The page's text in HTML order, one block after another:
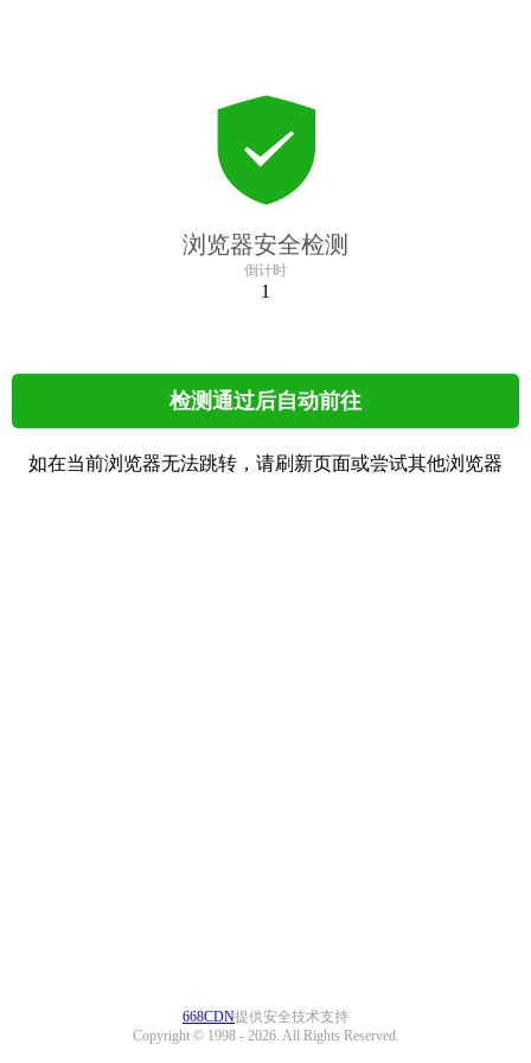
浏览器安全检测
倒计时
1
检测通过后自动前往
如在当前浏览器无法跳转，请刷新页面或尝试其他浏览器
668CDN提供安全技术支持
Copyright © 1998 - 2026. All Rights Reserved.